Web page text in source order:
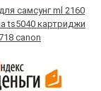
самсунг ml 2160
ts5040 картриджи
canon